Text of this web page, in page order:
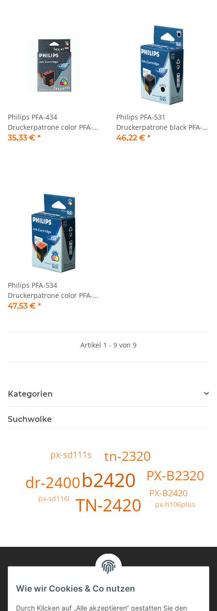
Philips PFA-434
Druckerpatrone color PFA-
434
35,33 € *
Philips PFA-531
Druckerpatrone black PFA-
531
46,22 € *
Philips PFA-534
Druckerpatrone color PFA-
534
47,53 € *
Artikel 1 - 9 von 9
Kategorien
Suchwolke
b2420
TN-2420
dr-2400 PX-B2320
tn-2320
px-sd111s
PX-B2420
px-sd116l
px-h106plus
Informationen
Wie wir Cookies & Co nutzen
Durch Klicken auf „Alle akzeptieren“ gestatten Sie den